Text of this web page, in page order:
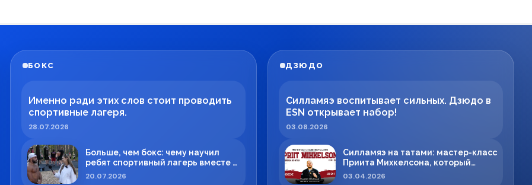
БОКС
Именно ради этих слов стоит проводить
спортивные лагеря.
28.07.2026
Больше, чем бокс: чему научил
ребят спортивный лагерь вместе с
Максимом Вильде
20.07.2026
ДЗЮДО
Силламяэ воспитывает сильных. Дзюдо в
ESN открывает набор!
03.08.2026
Силламяэ на татами: мастер-класс
Приита Михкелсона, который
меняет правила игры в регионе
03.04.2026